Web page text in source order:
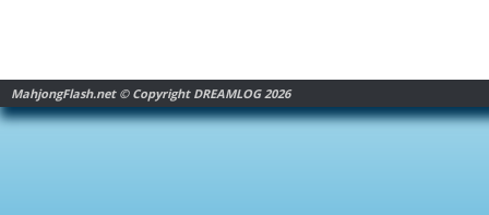
MahjongFlash.net © Copyright DREAMLOG 2026